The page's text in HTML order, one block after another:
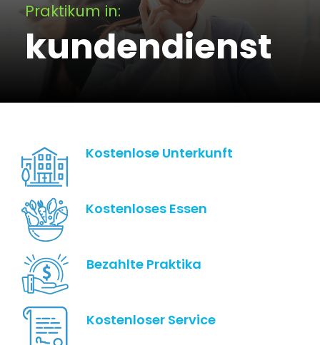
Praktikum in:
kundendienst
Kostenlose Unterkunft
Kostenloses Essen
Bezahlte Praktika
Kostenloser Service